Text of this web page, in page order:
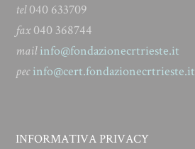
tel040 633709
fax040 368744
mailinfo@fondazionecrtrieste.it
pecinfo@cert.fondazionecrtrieste.it
INFORMATIVA PRIVACY